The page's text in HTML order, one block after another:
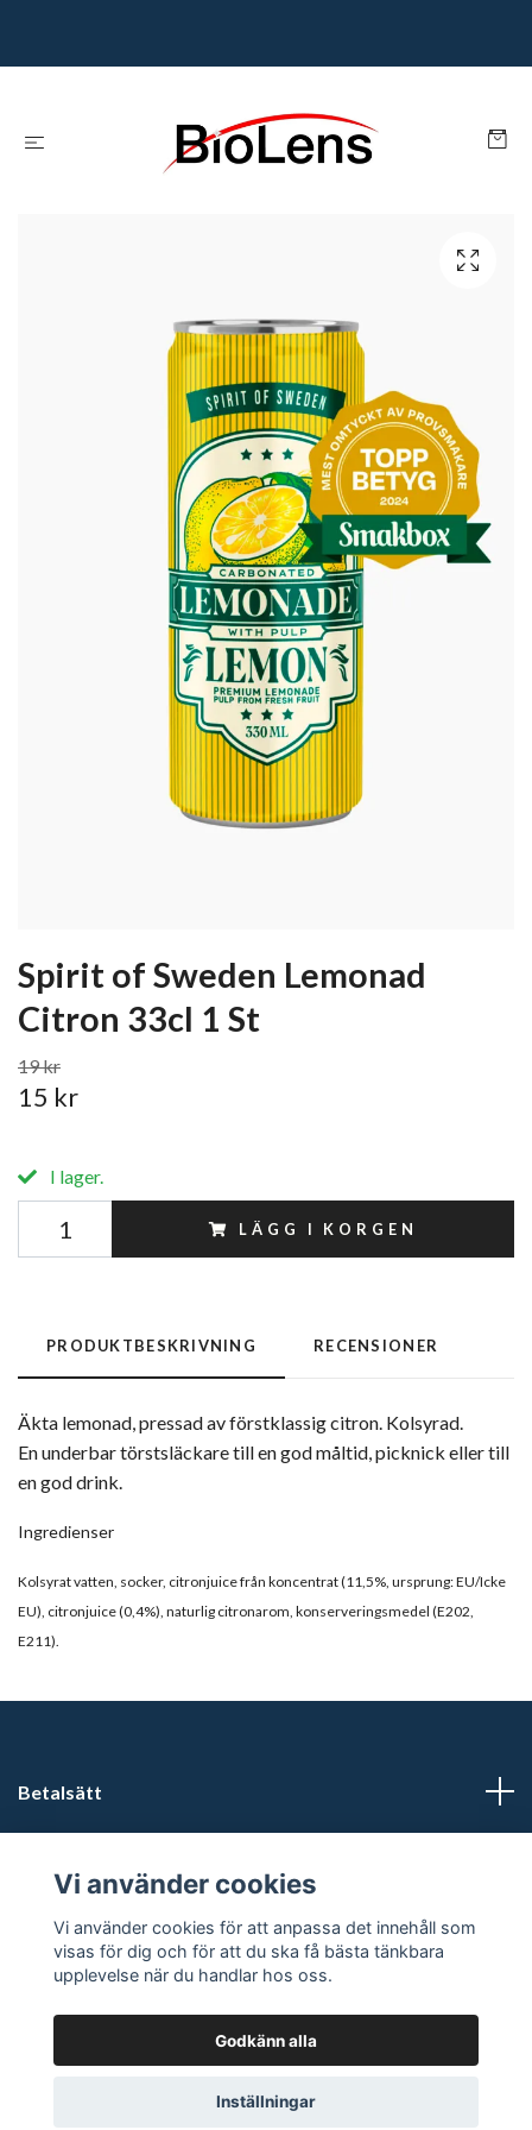
Spirit of Sweden Lemonad
Citron 33cl 1 St
19 kr
15 kr
I lager.
LÄGG I KORGEN
PRODUKTBESKRIVNING RECENSIONER
Äkta lemonad, pressad av förstklassig citron. Kolsyrad.
En underbar törstsläckare till en god måltid, picknick eller till
en god drink.
Ingredienser
Kolsyrat vatten, socker, citronjuice från koncentrat (11,5%, ursprung: EU/Icke
EU), citronjuice (0,4%), naturlig citronarom, konserveringsmedel (E202,
E211).
Betalsätt
Sociala medier
© 2026 FörfriskningarPowered by Quickbutik
Vi använder cookies
Vi använder cookies för att anpassa det innehåll som
visas för dig och för att du ska få bästa tänkbara
upplevelse när du handlar hos oss.
Godkänn alla
Inställningar